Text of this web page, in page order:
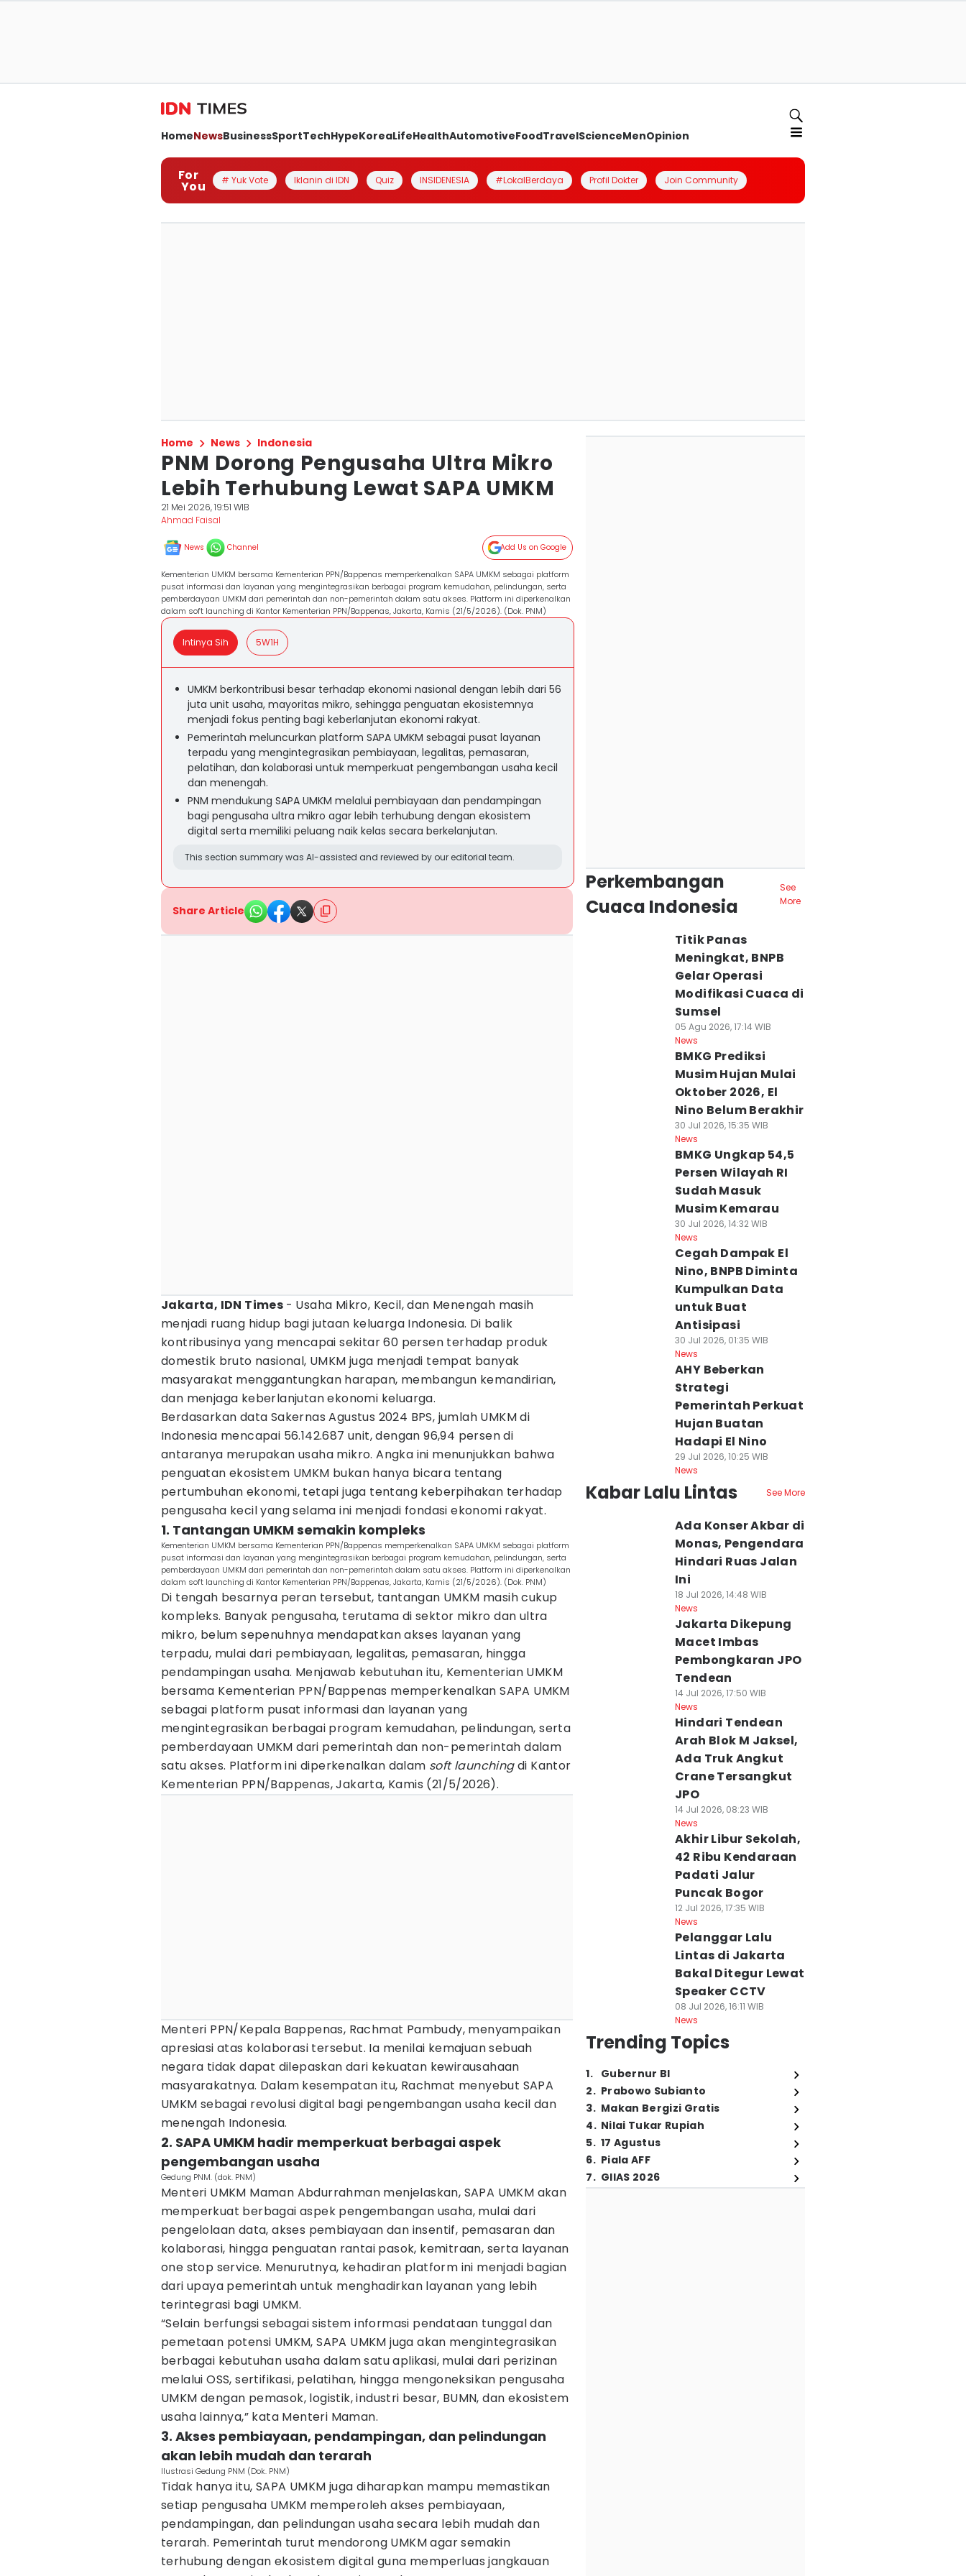
HomeNewsBusinessSportTechHypeKoreaLifeHealthAutomotiveFoodTravelScienceMenOpinion
For
You # Yuk Vote Iklanin di IDN Quiz INSIDENESIA #LokalBerdaya Profil Dokter Join Community
Home News Indonesia
PNM Dorong Pengusaha Ultra Mikro
Lebih Terhubung Lewat SAPA UMKM
21 Mei 2026, 19:51 WIB
Ahmad Faisal
News Channel Add Us on Google
Kementerian UMKM bersama Kementerian PPN/Bappenas memperkenalkan SAPA UMKM sebagai platform
pusat informasi dan layanan yang mengintegrasikan berbagai program kemudahan, pelindungan, serta
pemberdayaan UMKM dari pemerintah dan non-pemerintah dalam satu akses. Platform ini diperkenalkan
dalam soft launching di Kantor Kementerian PPN/Bappenas, Jakarta, Kamis (21/5/2026). (Dok. PNM)
Intinya Sih 5W1H
UMKM berkontribusi besar terhadap ekonomi nasional dengan lebih dari 56
juta unit usaha, mayoritas mikro, sehingga penguatan ekosistemnya
menjadi fokus penting bagi keberlanjutan ekonomi rakyat.
Pemerintah meluncurkan platform SAPA UMKM sebagai pusat layanan
terpadu yang mengintegrasikan pembiayaan, legalitas, pemasaran,
pelatihan, dan kolaborasi untuk memperkuat pengembangan usaha kecil
dan menengah.
PNM mendukung SAPA UMKM melalui pembiayaan dan pendampingan
bagi pengusaha ultra mikro agar lebih terhubung dengan ekosistem
digital serta memiliki peluang naik kelas secara berkelanjutan.
This section summary was AI-assisted and reviewed by our editorial team.
Share Article
Jakarta, IDN Times - Usaha Mikro, Kecil, dan Menengah masih
menjadi ruang hidup bagi jutaan keluarga Indonesia. Di balik
kontribusinya yang mencapai sekitar 60 persen terhadap produk
domestik bruto nasional, UMKM juga menjadi tempat banyak
masyarakat menggantungkan harapan, membangun kemandirian,
dan menjaga keberlanjutan ekonomi keluarga.
Berdasarkan data Sakernas Agustus 2024 BPS, jumlah UMKM di
Indonesia mencapai 56.142.687 unit, dengan 96,94 persen di
antaranya merupakan usaha mikro. Angka ini menunjukkan bahwa
penguatan ekosistem UMKM bukan hanya bicara tentang
pertumbuhan ekonomi, tetapi juga tentang keberpihakan terhadap
pengusaha kecil yang selama ini menjadi fondasi ekonomi rakyat.
1. Tantangan UMKM semakin kompleks
Kementerian UMKM bersama Kementerian PPN/Bappenas memperkenalkan SAPA UMKM sebagai platform
pusat informasi dan layanan yang mengintegrasikan berbagai program kemudahan, pelindungan, serta
pemberdayaan UMKM dari pemerintah dan non-pemerintah dalam satu akses. Platform ini diperkenalkan
dalam soft launching di Kantor Kementerian PPN/Bappenas, Jakarta, Kamis (21/5/2026). (Dok. PNM)
Di tengah besarnya peran tersebut, tantangan UMKM masih cukup
kompleks. Banyak pengusaha, terutama di sektor mikro dan ultra
mikro, belum sepenuhnya mendapatkan akses layanan yang
terpadu, mulai dari pembiayaan, legalitas, pemasaran, hingga
pendampingan usaha. Menjawab kebutuhan itu, Kementerian UMKM
bersama Kementerian PPN/Bappenas memperkenalkan SAPA UMKM
sebagai platform pusat informasi dan layanan yang
mengintegrasikan berbagai program kemudahan, pelindungan, serta
pemberdayaan UMKM dari pemerintah dan non-pemerintah dalam
satu akses. Platform ini diperkenalkan dalam soft launchingdi Kantor
Kementerian PPN/Bappenas, Jakarta, Kamis (21/5/2026).
Menteri PPN/Kepala Bappenas, Rachmat Pambudy, menyampaikan
apresiasi atas kolaborasi tersebut. Ia menilai kemajuan sebuah
negara tidak dapat dilepaskan dari kekuatan kewirausahaan
masyarakatnya. Dalam kesempatan itu, Rachmat menyebut SAPA
UMKM sebagai revolusi digital bagi pengembangan usaha kecil dan
menengah Indonesia.
2. SAPA UMKM hadir memperkuat berbagai aspek
pengembangan usaha
Gedung PNM. (dok. PNM)
Menteri UMKM Maman Abdurrahman menjelaskan, SAPA UMKM akan
memperkuat berbagai aspek pengembangan usaha, mulai dari
pengelolaan data, akses pembiayaan dan insentif, pemasaran dan
kolaborasi, hingga penguatan rantai pasok, kemitraan, serta layanan
one stop service. Menurutnya, kehadiran platform ini menjadi bagian
dari upaya pemerintah untuk menghadirkan layanan yang lebih
terintegrasi bagi UMKM.
“Selain berfungsi sebagai sistem informasi pendataan tunggal dan
pemetaan potensi UMKM, SAPA UMKM juga akan mengintegrasikan
berbagai kebutuhan usaha dalam satu aplikasi, mulai dari perizinan
melalui OSS, sertifikasi, pelatihan, hingga mengoneksikan pengusaha
UMKM dengan pemasok, logistik, industri besar, BUMN, dan ekosistem
usaha lainnya,” kata Menteri Maman.
3. Akses pembiayaan, pendampingan, dan pelindungan
akan lebih mudah dan terarah
Ilustrasi Gedung PNM (Dok. PNM)
Tidak hanya itu, SAPA UMKM juga diharapkan mampu memastikan
setiap pengusaha UMKM memperoleh akses pembiayaan,
pendampingan, dan pelindungan usaha secara lebih mudah dan
terarah. Pemerintah turut mendorong UMKM agar semakin
terhubung dengan ekosistem digital guna memperluas jangkauan
Perkembangan
Cuaca Indonesia
See
More
Titik Panas
Meningkat, BNPB
Gelar Operasi
Modifikasi Cuaca di
Sumsel
05 Agu 2026, 17:14 WIB
News
BMKG Prediksi
Musim Hujan Mulai
Oktober 2026, El
Nino Belum Berakhir
30 Jul 2026, 15:35 WIB
News
BMKG Ungkap 54,5
Persen Wilayah RI
Sudah Masuk
Musim Kemarau
30 Jul 2026, 14:32 WIB
News
Cegah Dampak El
Nino, BNPB Diminta
Kumpulkan Data
untuk Buat
Antisipasi
30 Jul 2026, 01:35 WIB
News
AHY Beberkan
Strategi
Pemerintah Perkuat
Hujan Buatan
Hadapi El Nino
29 Jul 2026, 10:25 WIB
News
Kabar Lalu Lintas See More
Ada Konser Akbar di
Monas, Pengendara
Hindari Ruas Jalan
Ini
18 Jul 2026, 14:48 WIB
News
Jakarta Dikepung
Macet Imbas
Pembongkaran JPO
Tendean
14 Jul 2026, 17:50 WIB
News
Hindari Tendean
Arah Blok M Jaksel,
Ada Truk Angkut
Crane Tersangkut
JPO
14 Jul 2026, 08:23 WIB
News
Akhir Libur Sekolah,
42 Ribu Kendaraan
Padati Jalur
Puncak Bogor
12 Jul 2026, 17:35 WIB
News
Pelanggar Lalu
Lintas di Jakarta
Bakal Ditegur Lewat
Speaker CCTV
08 Jul 2026, 16:11 WIB
News
Trending Topics
1. Gubernur BI
2. Prabowo Subianto
3. Makan Bergizi Gratis
4. Nilai Tukar Rupiah
5. 17 Agustus
6. Piala AFF
7. GIIAS 2026